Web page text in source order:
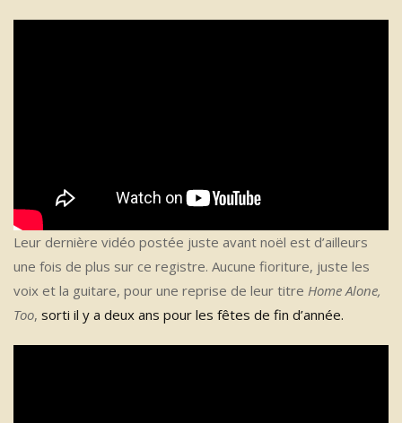
Leur dernière vidéo postée juste avant noël est d’ailleurs
une fois de plus sur ce registre. Aucune fioriture, juste les
voix et la guitare, pour une reprise de leur titre Home Alone,
Too, sorti il y a deux ans pour les fêtes de fin d’année.